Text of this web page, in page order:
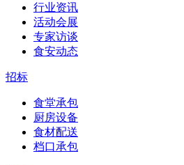
行业资讯
活动会展
专家访谈
食安动态
招标
食堂承包
厨房设备
食材配送
档口承包